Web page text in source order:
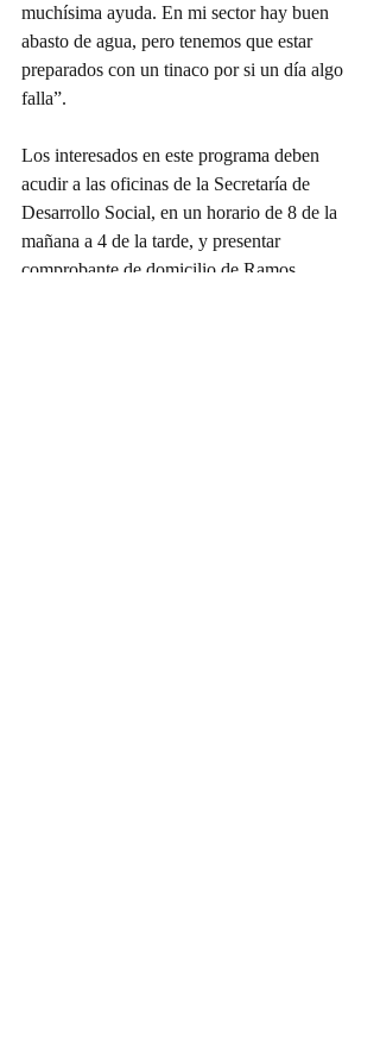
muchísima ayuda. En mi sector hay buen
abasto de agua, pero tenemos que estar
preparados con un tinaco por si un día algo
falla”.
Los interesados en este programa deben
acudir a las oficinas de la Secretaría de
Desarrollo Social, en un horario de 8 de la
mañana a 4 de la tarde, y presentar
comprobante de domicilio de Ramos